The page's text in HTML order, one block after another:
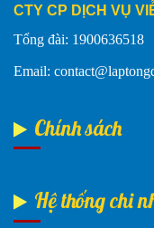
CTY CP DỊCH VỤ
Tổng đài: 1900636518
Email:
Chính sách
Hệ thống chi